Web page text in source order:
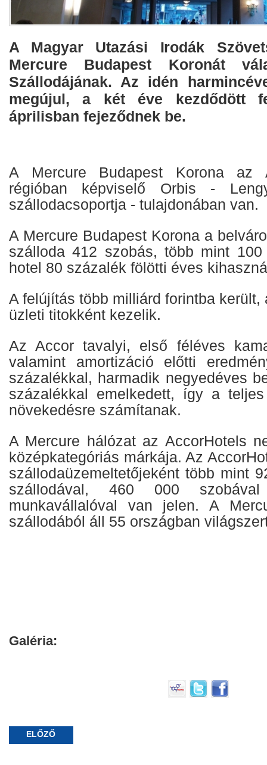
A Magyar Utazási Irodák
Mercure Budapest Koronát
Szállodájának. Az idén
megújul, a két éve kezdődött
áprilisban fejeződnek be.
A Mercure Budapest Korona az
régióban képviselő Orbis -
szállodacsoportja - tulajdonában van.
A Mercure Budapest Korona a
szálloda 412 szobás, több mint
hotel 80 százalék fölötti éves
A felújítás több milliárd forintba került,
üzleti titokként kezelik.
Az Accor tavalyi, első féléves
valamint amortizáció előtti
százalékkal, harmadik negyedéves
százalékkal emelkedett, így a
növekedésre számítanak.
A Mercure hálózat az AccorHotels
középkategóriás márkája. Az
szállodaüzemeltetőjeként több mint
szállodával, 460 000
munkavállalóval van jelen. A
szállodából áll 55 országban
Galéria:
ELŐZŐ